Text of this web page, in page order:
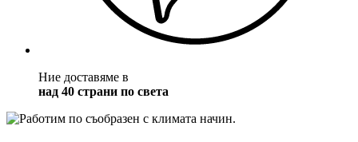
Ние доставяме в
над 40 страни по света